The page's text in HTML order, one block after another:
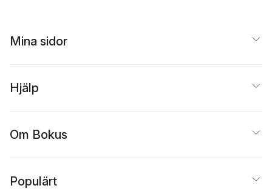
Mina sidor
Hjälp
Om Bokus
Populärt